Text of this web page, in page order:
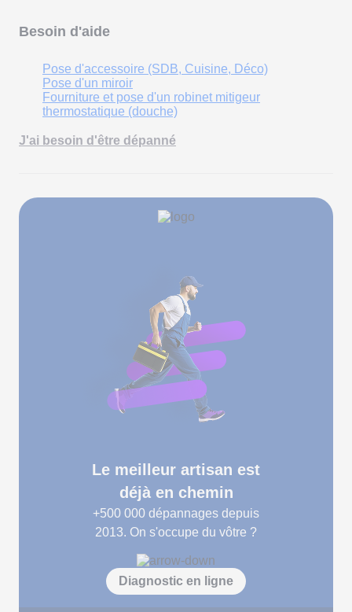
Besoin d'aide
Pose d'accessoire (SDB, Cuisine, Déco)
Pose d'un miroir
Fourniture et pose d'un robinet mitigeur
thermostatique (douche)
J'ai besoin d'être dépanné
Le meilleur artisan est
déjà en chemin
+500 000 dépannages depuis
2013. On s'occupe du vôtre ?
Diagnostic en ligne